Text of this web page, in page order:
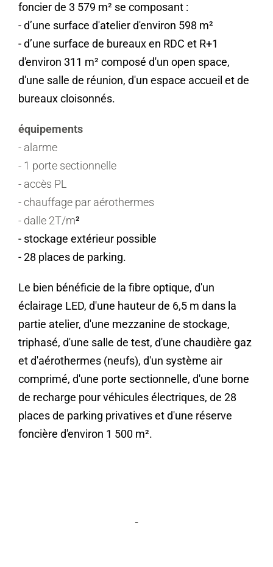
foncier de 3 579 m² se composant :
- d’une surface d'atelier d'environ 598 m²
- d’une surface de bureaux en RDC et R+1
d'environ 311 m² composé d'un open space,
d'une salle de réunion, d'un espace accueil et de
bureaux cloisonnés.
équipements
- alarme
- 1 porte sectionnelle
- accès PL
- chauffage par aérothermes
- dalle 2T/m²
- stockage extérieur possible
- 28 places de parking.
Le bien bénéficie de la fibre optique, d'un
éclairage LED, d'une hauteur de 6,5 m dans la
partie atelier, d'une mezzanine de stockage,
triphasé, d'une salle de test, d'une chaudière gaz
et d'aérothermes (neufs), d'un système air
comprimé, d'une porte sectionnelle, d'une borne
de recharge pour véhicules électriques, de 28
places de parking privatives et d'une réserve
foncière d'environ 1 500 m².
-